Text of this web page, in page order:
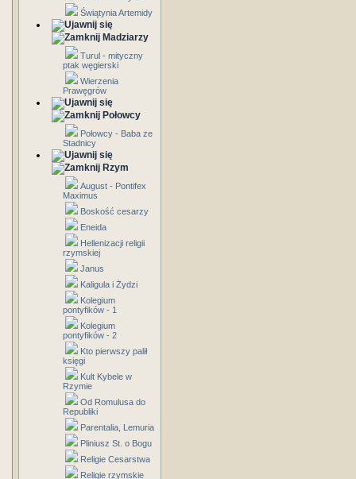
Świątynia Artemidy
Madziarzy
Turul - mityczny
ptak węgierski
Wierzenia
Prawęgrów
Połowcy
Połowcy - Baba ze
Stadnicy
Rzym
August - Pontifex
Maximus
Boskość cesarzy
Eneida
Hellenizacji religii
rzymskiej
Janus
Kaligula i Żydzi
Kolegium
pontyfików - 1
Kolegium
pontyfików - 2
Kto pierwszy palił
księgi
Kult Kybele w
Rzymie
Od Romulusa do
Republiki
Parentalia, Lemuria
Pliniusz St. o Bogu
Religie Cesarstwa
Religie rzymskie